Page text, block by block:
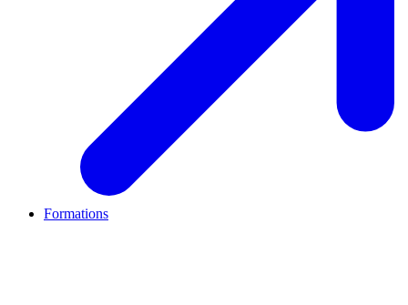
Formations